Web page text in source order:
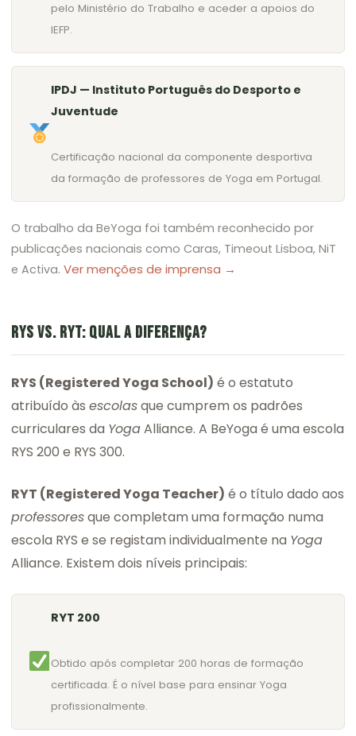
pelo Ministério do Trabalho e aceder a apoios do
IEFP.
IPDJ — Instituto Português do Desporto e
Juventude
Certificação nacional da componente desportiva
da formação de professores de Yoga em Portugal.
O trabalho da BeYoga foi também reconhecido por
publicações nacionais como Caras, Timeout Lisboa, NiT
e Activa. Ver menções de imprensa →
RYS VS. RYT: QUAL A DIFERENÇA?
RYS (Registered Yoga School) é o estatuto
atribuído às escolasque cumprem os padrões
curriculares da YogaAlliance. A BeYoga é uma escola
RYS 200 e RYS 300.
RYT (Registered Yoga Teacher) é o título dado aos
professoresque completam uma formação numa
escola RYS e se registam individualmente na Yoga
Alliance. Existem dois níveis principais:
RYT 200
Obtido após completar 200 horas de formação
certificada. É o nível base para ensinar Yoga
profissionalmente.